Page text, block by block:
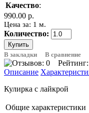
Качество:
990.00 р.
Цена за: 1 м.
Количество:
В закладки В сравнение
Рейтинг:
Описание
Кулирка с лайкрой
Общие характеристики